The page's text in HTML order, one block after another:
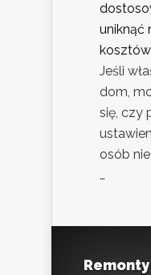
uniknąć
Jeśli
dom,
się, czy
osób
…